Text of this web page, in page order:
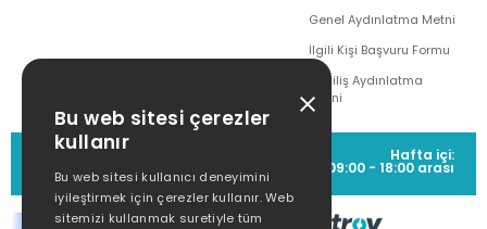
Genel Aydınlatma Metni
İlgili Kişi Başvuru Formu
Çekiliş Aydınlatma
Metni
MÜŞTERİ HİZMETLERİ
(0212) 373 77 00
Hafta içi:
09:00 - 18:00 arası
Bu web sitesi çerezler
kullanır
Bu web sitesi kullanıcı deneyimini
iyileştirmek için çerezler kullanır. Web
sitemizi kullanmak suretiyle tüm